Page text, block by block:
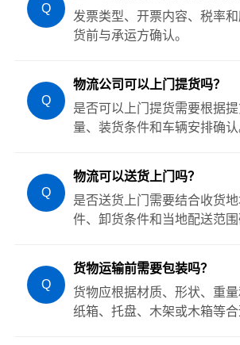
Q
发票类型、开票内容、税率
货前与承运方确认。
Q
物流公司可以上门提货吗？
是否可以上门提货需要根据
量、装货条件和车辆安排确认
Q
物流可以送货上门吗？
是否送货上门需要结合收货
件、卸货条件和当地配送范围
Q
货物运输前需要包装吗？
货物应根据材质、形状、重
纸箱、托盘、木架或木箱等合